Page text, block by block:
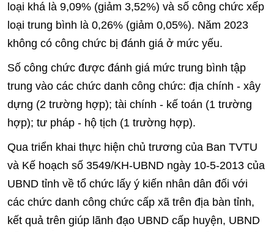
loại khá là 9,09% (giảm 3,52%) và số công chức xếp
loại trung bình là 0,26% (giảm 0,05%). Năm 2023
không có công chức bị đánh giá ở mức yếu.
Số công chức được đánh giá mức trung bình tập
trung vào các chức danh công chức: địa chính - xây
dựng (2 trường hợp); tài chính - kế toán (1 trường
hợp); tư pháp - hộ tịch (1 trường hợp).
Qua triển khai thực hiện chủ trương của Ban TVTU
và Kế hoạch số 3549/KH-UBND ngày 10-5-2013 của
UBND tỉnh về tổ chức lấy ý kiến nhân dân đối với
các chức danh công chức cấp xã trên địa bàn tỉnh,
kết quả trên giúp lãnh đạo UBND cấp huyện, UBND